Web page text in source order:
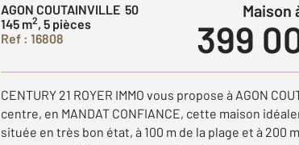
AGON COUTAINVILLE 50
145 m2, 5 pièces
Ref : 16808
399
CENTURY 21 ROYER IMMO vous propose à AGON
centre, en MANDAT CONFIANCE, cette maison
située en très bon état, à 100 m de la plage et à 200